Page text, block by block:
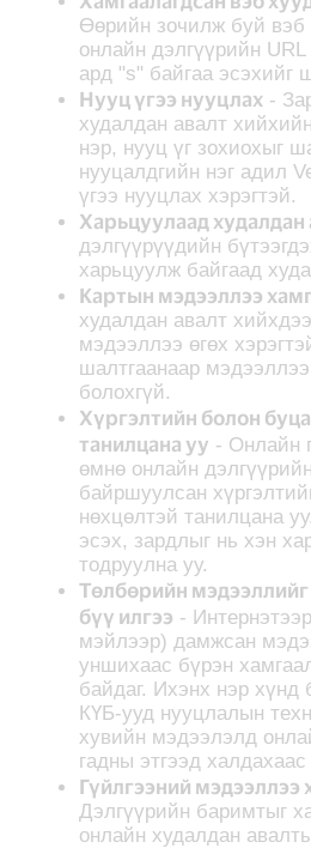
Өөрийн зочилж буй вэб
онлайн дэлгүүрийн
ард "s" байгаа эсэхийг
Нууц үгээ нууцлах -
худалдан авалт
нэр, нууц үг зохиохыг
нууцалдгийн нэг адил
үгээ нууцлах хэрэгтэй.
Харьцуулаад худалдан
дэлгүүрүүдийн
харьцуулж байгаад
Картын мэдээллээ
худалдан авалт
мэдээллээ өгөх
шалтгаанаар
болохгүй.
Хүргэлтийн болон
танилцана уу - Онлайн
өмнө онлайн
байршуулсан
нөхцөлтэй танилцана
эсэх, зардлыг нь хэн
тодруулна уу.
Төлбөрийн мэдээллийг
бүү илгээ -
мэйлээр) дамжсан
уншихаас бүрэн
байдаг. Ихэнх нэр хүнд
КҮБ-ууд нууцлалын
хувийн мэдээлэлд
гадны этгээд
Гүйлгээний мэдээллээ
Дэлгүүрийн баримтыг
онлайн худалдан